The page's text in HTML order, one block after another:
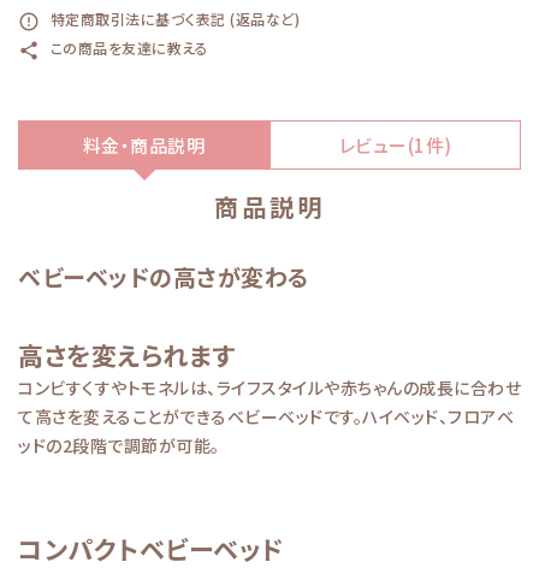
error_outline 特定商取引法に基づく表記 (返品など)
share この商品を友達に教える
料金・商品説明 レビュー(1件)
商品説明
ベビーベッドの高さが変わる
高さを変えられます
コンビすくすやトモネルは、ライフスタイルや赤ちゃんの成長に合わせ
て高さを変えることができるベビーベッドです。ハイベッド、フロアベ
ッドの2段階で調節が可能。
コンパクトベビーベッド